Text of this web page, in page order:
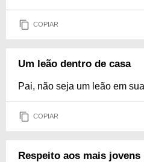
COPIAR
Um leão dentro de casa
Pai, não seja um leão em
COPIAR
Respeito aos mais jovens